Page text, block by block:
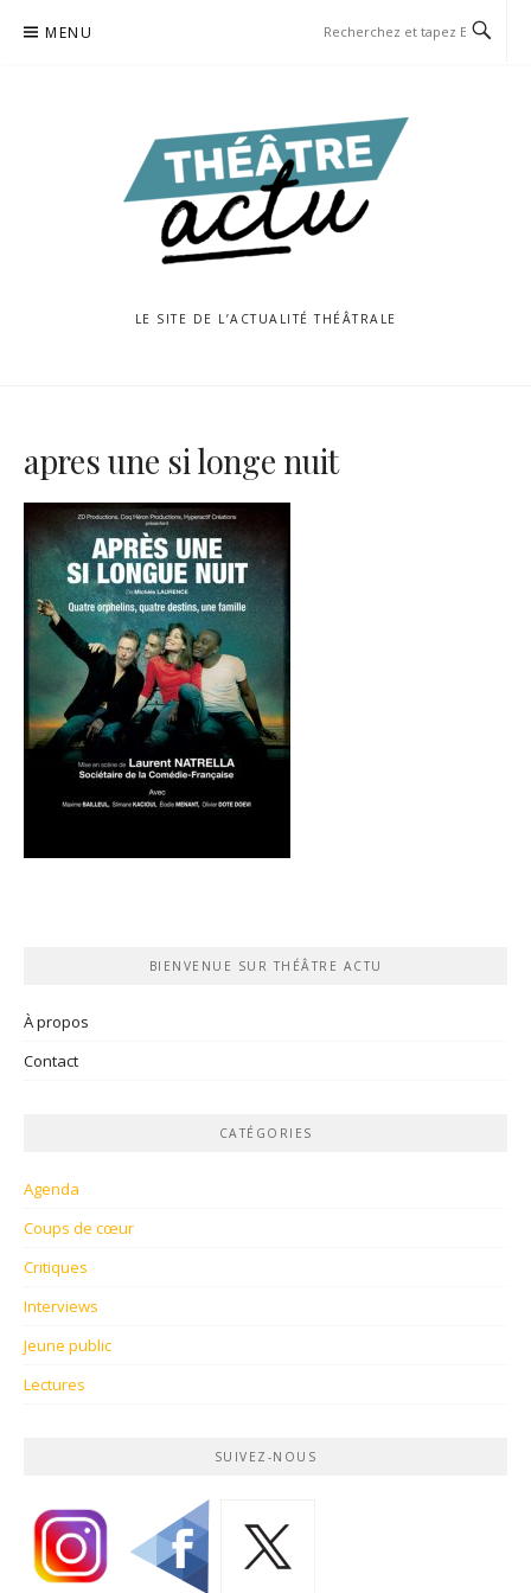
MENU
LE SITE DE L’ACTUALITÉ THÉÂTRALE
apres une si longe nuit
BIENVENUE SUR THÉÂTRE ACTU
À propos
Contact
CATÉGORIES
Agenda
Coups de cœur
Critiques
Interviews
Jeune public
Lectures
SUIVEZ-NOUS